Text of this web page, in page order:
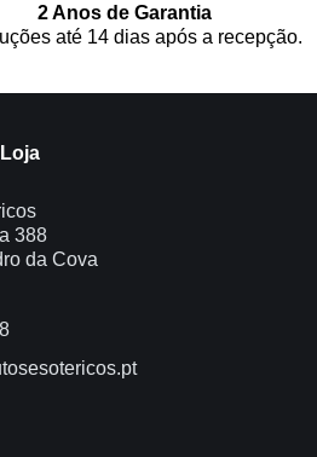
2 Anos de Garantia
até 14 dias após a recepção.
388
da Cova